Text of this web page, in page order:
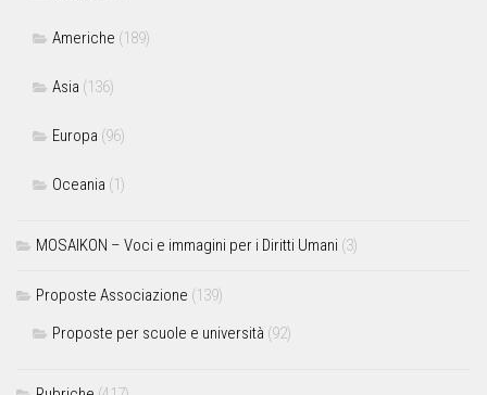
Americhe (189)
Asia (136)
Europa (96)
Oceania (1)
MOSAIKON – Voci e immagini per i Diritti Umani (3)
Proposte Associazione (139)
Proposte per scuole e università (92)